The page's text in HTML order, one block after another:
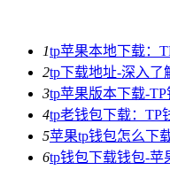
1tp苹果本地下载：
2tp下载地址-深入了
3tp苹果版本下载-
4tp老钱包下载：TP
5苹果tp钱包怎么下
6tp钱包下载钱包-苹